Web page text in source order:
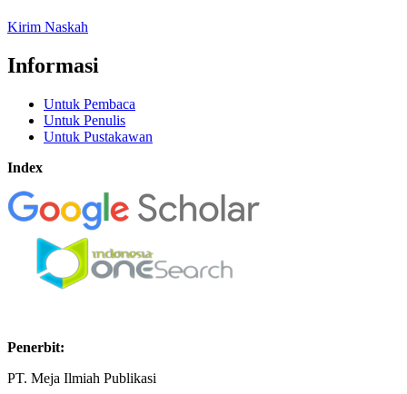
Kirim Naskah
Informasi
Untuk Pembaca
Untuk Penulis
Untuk Pustakawan
Index
Penerbit:
PT. Meja Ilmiah Publikasi